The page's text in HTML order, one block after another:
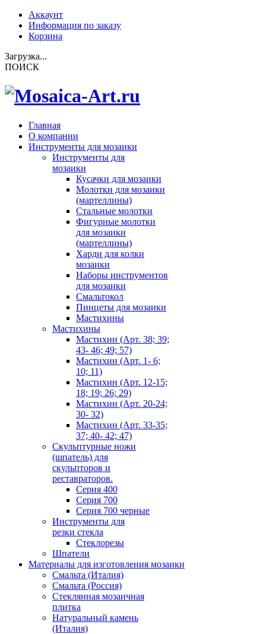
Аккаунт
Информация по заказу
Корзина
Загрузка...
ПОИСК
Главная
О компании
Инструменты для мозаики
Инструменты для
мозаики
Кусачки для мозаики
Молотки для мозаики
(мартеллины)
Стальные молотки
Фигурные молотки
для мозаики
(мартеллины)
Харди для колки
мозаики
Наборы инструментов
для мозаики
Смальтокол
Пинцеты для мозаики
Мастихины
Мастихины
Мастихин (Арт. 38; 39;
43- 46; 49; 57)
Мастихин (Арт. 1- 6;
10; 11)
Мастихин (Арт. 12-15;
18; 19; 26; 29)
Мастихин (Арт. 20-24;
30- 32)
Мастихин (Арт. 33-35;
37; 40- 42; 47)
Скульптурные ножи
(шпатель) для
скульпторов и
реставраторов.
Серия 400
Серия 700
Серия 700 черные
Инструменты для
резки стекла
Стеклорезы
Шпатели
Материалы для изготовления мозаики
Смальта (Италия)
Смальта (Россия)
Стеклянная мозаичная
плитка
Натуральный камень
(Италия)